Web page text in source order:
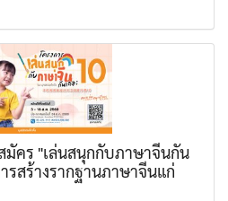
มัคร "เล่นสนุกกับภาษาจีนกัน
รสร้างรากฐานภาษาจีนแก่